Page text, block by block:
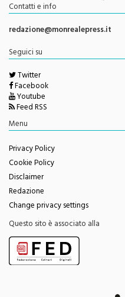
redazione@monrealepress.it
Twitter
Facebook
Youtube
Feed RSS
Menu
Privacy Policy
Cookie Policy
Disclaimer
Redazione
Change privacy settings
Questo sito è associato alla